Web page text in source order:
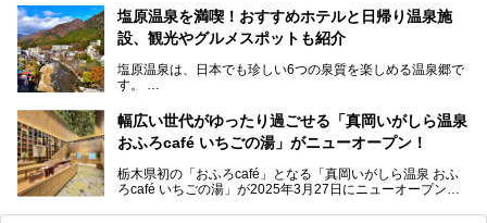
した。
那須湯本の温泉街から少し離れた静かな環境、一軒宿ゆえに
許される露天風呂からの絶景、日帰り入浴や素泊まりで気楽
た。
2名1室利用で1人あたり4,500円～と、思い立ったらすぐに
───
提供元：アイコニア・ホスピタリティ株式会社【PR】
この記事はほったらかしの宿 ゆうふり那須高雄温泉ロッジ
塩原温泉を満喫！おすすめホテルと日帰り温泉施
設、観光やグルメスポットも紹介
塩原温泉は、日本でも珍しい6つの泉質を楽しめる温泉郷で
す。
栃木県の北部にある箒川のほとりに11の温泉地が点在し、
古くから多くの人々から癒やしの場として愛されてきまし
た。
温泉に加えて、豊かな自然を感じられる観光スポットや、こ
こでしか味わえないご当地グルメなど、多彩な魅力がある北
幅広い世代がゆったり過ごせる「真岡いがしら温泉
おふろcafé いちごの湯」がニューオープン！
栃木県初の「おふろcafé」となる「真岡いがしら温泉 おふ
ろcafé いちごの湯」が2025年3月27日にニューオープンす